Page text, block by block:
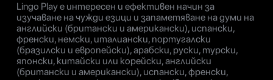
Lingo Play е интересен и ефективен начин за
изучаване на чужди езици и запаметяване на думи на
английски (британски и американски), испански,
френски, немски, италиански, португалски
(бразилски и европейски), арабски, руски, турски,
японски, китайски или корейски, английски
(британски и американски), испански, френски,